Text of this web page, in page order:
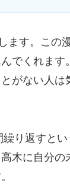
ます。この
でくれます
がない人は
り返すと
木に自分の